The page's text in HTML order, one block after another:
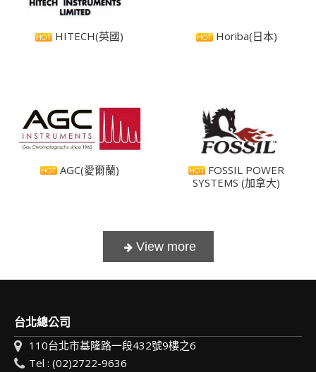
HITECH(英國) Horiba(日本)
AGC(愛爾蘭)
FOSSIL POWER
SYSTEMS (加拿大)
台北總公司
110台北市基隆路一段432號9樓之6
Tel : (02)2722-9636